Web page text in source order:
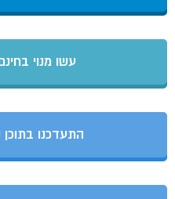
עשו מנוי
התעדכנו